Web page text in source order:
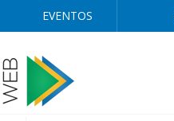
EVENTOS